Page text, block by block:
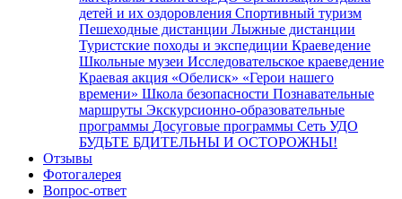
детей и их оздоровления Спортивный туризм
Пешеходные дистанции Лыжные дистанции
Туристские походы и экспедиции Краеведение
Школьные музеи Исследовательское краеведение
Краевая акция «Обелиск» «Герои нашего
времени» Школа безопасности Познавательные
маршруты Экскурсионно-образовательные
программы Досуговые программы Сеть УДО
БУДЬТЕ БДИТЕЛЬНЫ И ОСТОРОЖНЫ!
Отзывы
Фотогалерея
Вопрос-ответ